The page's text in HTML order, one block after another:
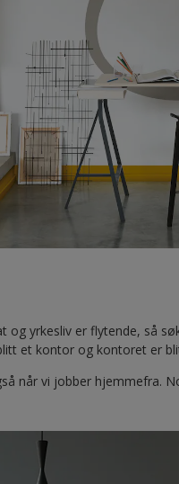
og yrkesliv er flytende, så
et kontor og kontoret er
når vi jobber hjemmefra.